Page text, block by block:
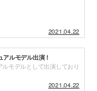
2021.04.22
ルモデル出演！
モデルとして出演しており
2021.04.22